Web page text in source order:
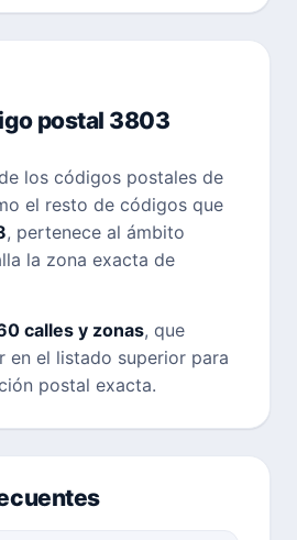
postal 3803
los códigos postales de
el resto de códigos que
, pertenece al ámbito
la zona exacta de
calles y zonas, que
en el listado superior para
postal exacta.